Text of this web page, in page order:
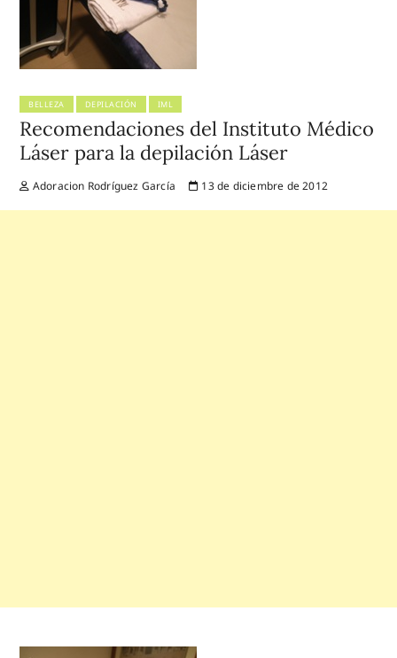
BELLEZA DEPILACIÓN IML
Recomendaciones del Instituto Médico
Láser para la depilación Láser
Adoracion Rodríguez García 13 de diciembre de 2012